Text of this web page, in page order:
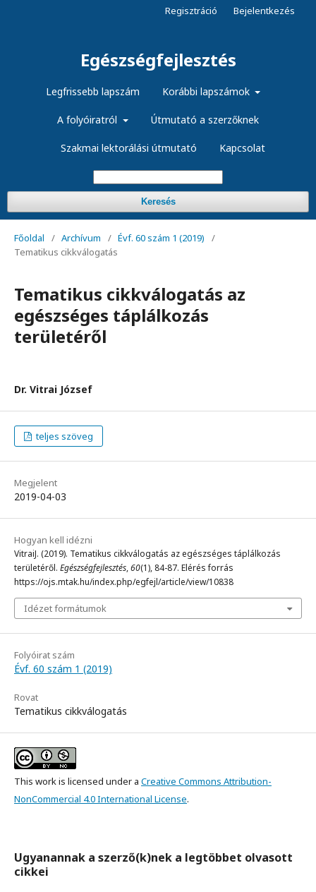
Egészségfejlesztés
Legfrissebb lapszám Korábbi lapszámok
A folyóiratról Útmutató a szerzőknek
Szakmai lektorálási útmutató Kapcsolat
Keresés
Regisztráció Bejelentkezés
Főoldal / Archívum / Évf. 60 szám 1 (2019)
/
Tematikus cikkválogatás
Tematikus cikkválogatás az
egészséges táplálkozás
területéről
Dr. Vitrai József
teljes szöveg
Megjelent
2019-04-03
Hogyan kell idézni
VitraiJ. (2019). Tematikus cikkválogatás az egészséges táplálkozás
területéről. Egészségfejlesztés,60(1), 84-87. Elérés forrás
https://ojs.mtak.hu/index.php/egfejl/article/view/10838
Idézet formátumok
Folyóirat szám
Évf. 60 szám 1 (2019)
Rovat
Tematikus cikkválogatás
This work is licensed under a Creative Commons Attribution-
NonCommercial 4.0 International License.
Ugyanannak a szerző(k)nek a legtöbbet olvasott
cikkei